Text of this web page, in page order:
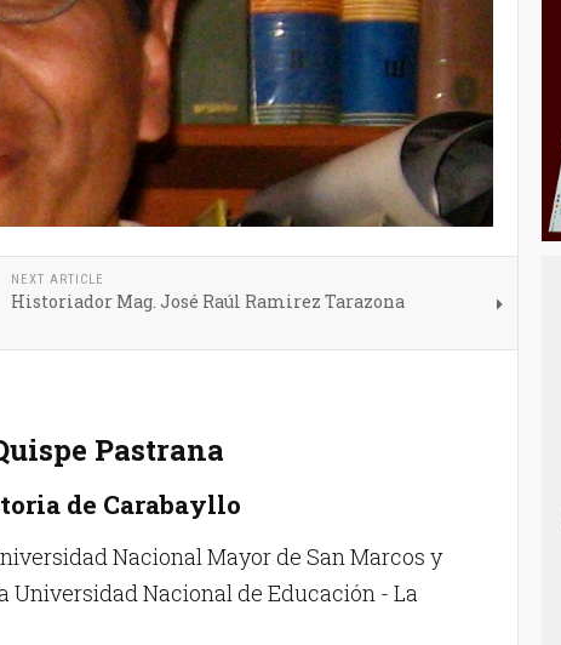
NEXT ARTICLE
Historiador Mag. José Raúl Ramirez Tarazona
Pastrana
de Carabayllo
Nacional Mayor de San Marcos y
Universidad Nacional de Educación - La